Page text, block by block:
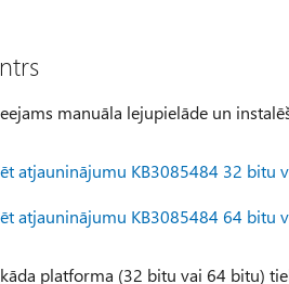
manuāla lejupielāde un
atjauninājumu KB3085484 32 bitu
atjauninājumu KB3085484 64 bitu
platforma (32 bitu vai 64 bitu)